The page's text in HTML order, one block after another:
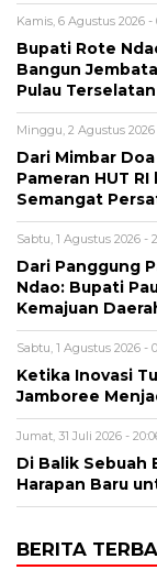
Kamis, 6 Agustus 2026 -
Bupati Rote
Bangun
Pulau Terselatan
Minggu, 2 Agustus 2026
Dari Mimbar
Pameran HUT
Semangat
Sabtu, 1 Agustus 2026 -
Dari Panggung
Ndao: Bupati
Kemajuan
Sabtu, 1 Agustus 2026 -
Ketika Inovasi
Jamboree
Jumat, 31 Juli 2026 -
Di Balik Sebuah
Harapan Baru
BERITA